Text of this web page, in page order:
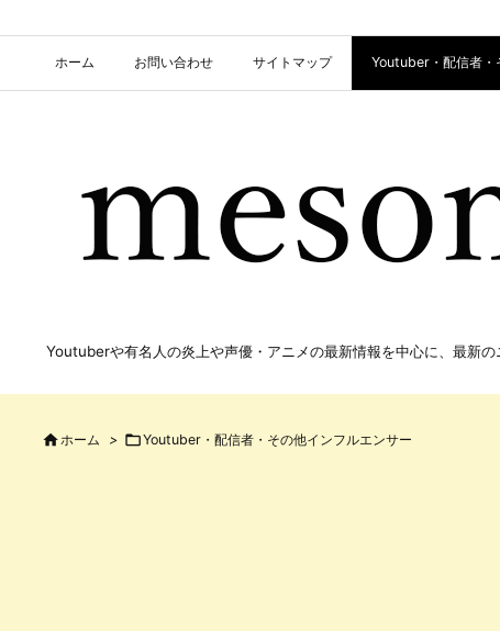
ホーム お問い合わせ サイトマップ Youtuber・配信者・
Youtuberや有名人の炎上や声優・アニメの最新情報を中心に、最新
 ホーム > Youtuber・配信者・その他インフルエンサー